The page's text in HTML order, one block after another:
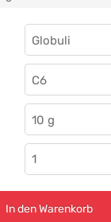
Form
Globuli
C6
Globuli
In den Warenkorb